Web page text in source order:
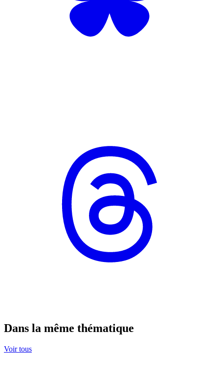
Dans la même thématique
Voir tous